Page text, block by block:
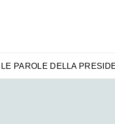
LE PAROLE DELLA